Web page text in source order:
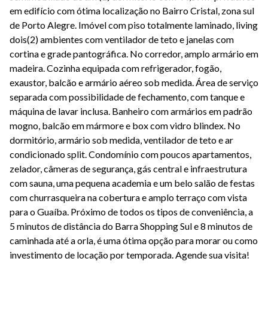
em edifício com ótima localização no Bairro Cristal, zona sul
de Porto Alegre. Imóvel com piso totalmente laminado, living
dois(2) ambientes com ventilador de teto e janelas com
cortina e grade pantográfica. No corredor, amplo armário em
madeira. Cozinha equipada com refrigerador, fogão,
exaustor, balcão e armário aéreo sob medida. Área de serviço
separada com possibilidade de fechamento, com tanque e
máquina de lavar inclusa. Banheiro com armários em padrão
mogno, balcão em mármore e box com vidro blindex. No
dormitório, armário sob medida, ventilador de teto e ar
condicionado split. Condomínio com poucos apartamentos,
zelador, câmeras de segurança, gás central e infraestrutura
com sauna, uma pequena academia e um belo salão de festas
com churrasqueira na cobertura e amplo terraço com vista
para o Guaíba. Próximo de todos os tipos de conveniência, a
5 minutos de distância do Barra Shopping Sul e 8 minutos de
caminhada até a orla, é uma ótima opção para morar ou como
investimento de locação por temporada. Agende sua visita!